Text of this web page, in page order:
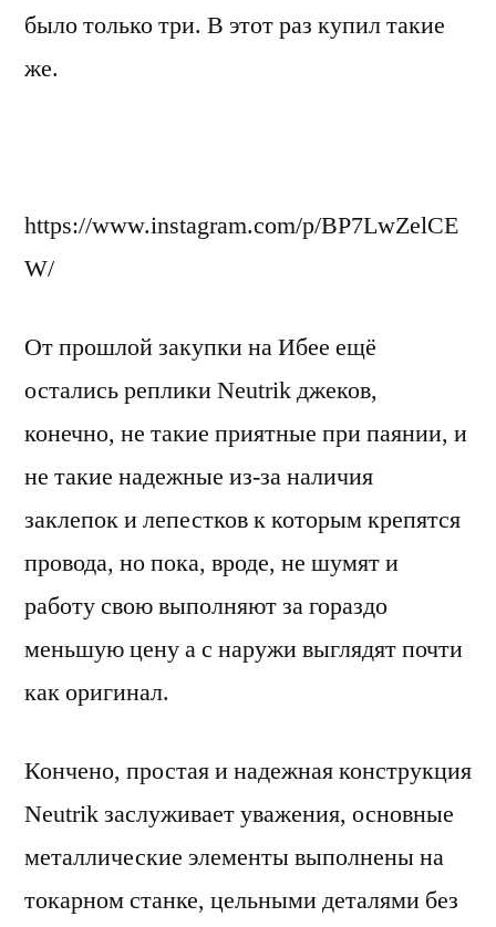
было только три. В этот раз купил такие
же.
https://www.instagram.com/p/BP7LwZelCE
W/
От прошлой закупки на Ибее ещё
остались реплики Neutrik джеков,
конечно, не такие приятные при паянии, и
не такие надежные из-за наличия
заклепок и лепестков к которым крепятся
провода, но пока, вроде, не шумят и
работу свою выполняют за гораздо
меньшую цену а с наружи выглядят почти
как оригинал.
Кончено, простая и надежная конструкция
Neutrik заслуживает уважения, основные
металлические элементы выполнены на
токарном станке, цельными деталями без